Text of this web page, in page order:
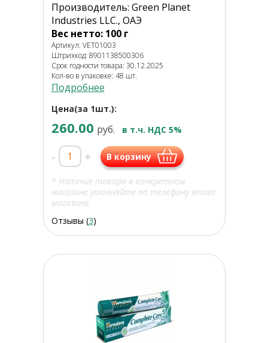
Производитель: Green Planet
Industries LLC., ОАЭ
Вес нетто: 100 г
Артикул: VET01003
Штрихкод: 8901138500306
Срок годности товара: 30.12.2025
Кол-во в упаковке: 48 шт.
Подробнее
Цена(за 1шт.):
260.00 руб. в т.ч. НДС 5%
- + В корзину
* Наличие товара в конкретном
магазине уточняйте по телефону этого
магазина.
Отзывы (3)